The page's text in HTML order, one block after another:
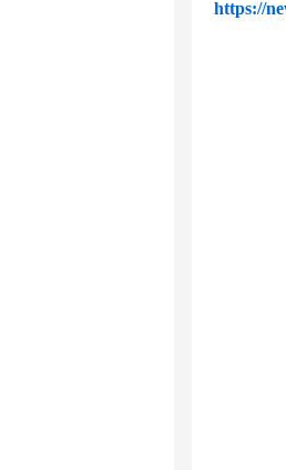
https://